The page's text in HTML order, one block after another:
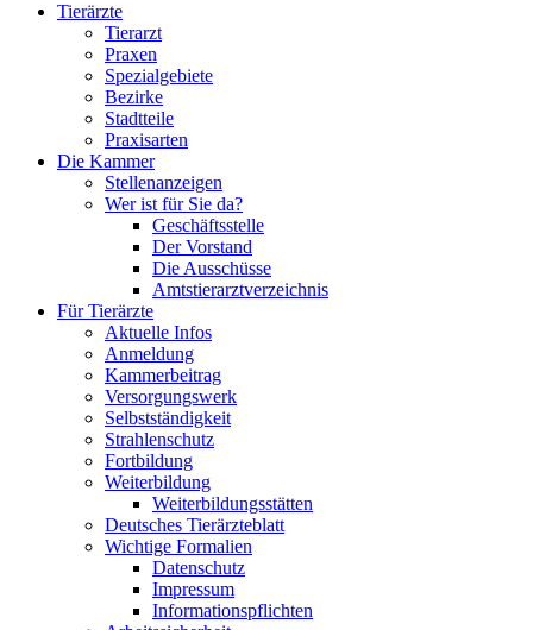
Tierärzte
Tierarzt
Praxen
Spezialgebiete
Bezirke
Stadtteile
Praxisarten
Die Kammer
Stellenanzeigen
Wer ist für Sie da?
Geschäftsstelle
Der Vorstand
Die Ausschüsse
Amtstierarztverzeichnis
Für Tierärzte
Aktuelle Infos
Anmeldung
Kammerbeitrag
Versorgungswerk
Selbstständigkeit
Strahlenschutz
Fortbildung
Weiterbildung
Weiterbildungsstätten
Deutsches Tierärzteblatt
Wichtige Formalien
Datenschutz
Impressum
Informationspflichten